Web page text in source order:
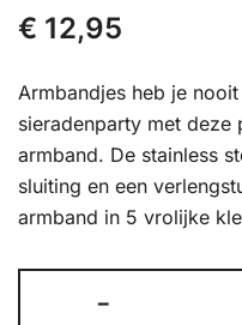
€ 12,95
Armbandjes heb je
sieradenparty met deze
armband. De stainless
sluiting en een
armband in 5 vrolijke
-